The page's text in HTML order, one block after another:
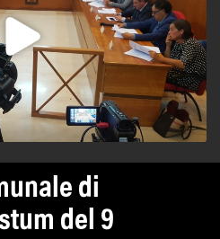
di
del 9